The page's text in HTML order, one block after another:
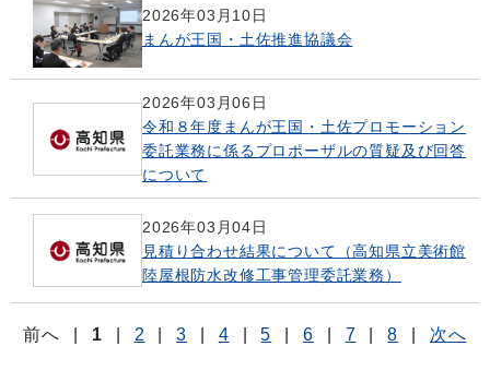
2026年03月10日
まんが王国・土佐推進協議会
2026年03月06日
令和８年度まんが王国・土佐プロモーション
委託業務に係るプロポーザルの質疑及び回答
について
2026年03月04日
見積り合わせ結果について（高知県立美術館
陸屋根防水改修工事管理委託業務）
前へ 1 2 3 4 5 6 7 8 次へ